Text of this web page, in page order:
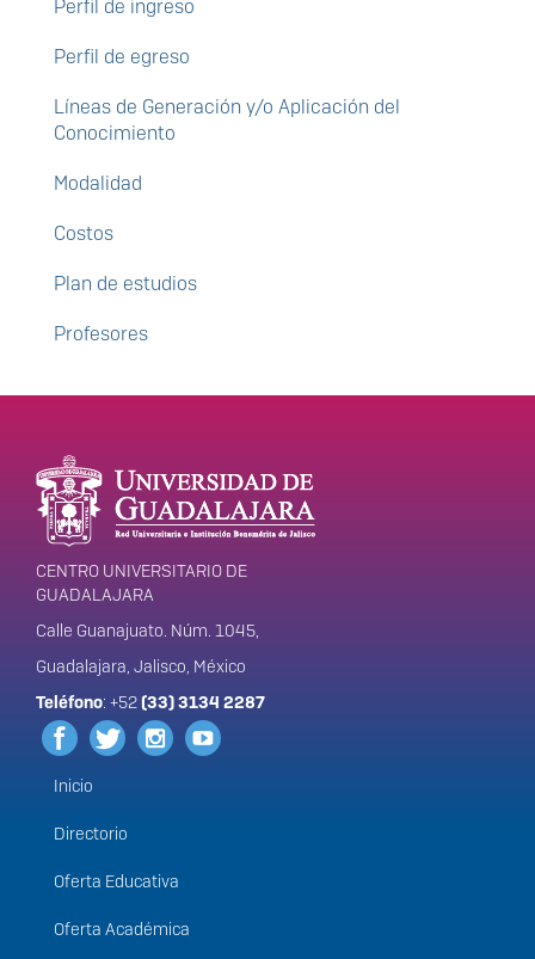
Perfil de ingreso
Perfil de egreso
Líneas de Generación y/o Aplicación del
Conocimiento
Modalidad
Costos
Plan de estudios
Profesores
Enlaces de interés
Información del
portal
CENTRO UNIVERSITARIO DE
GUADALAJARA
Calle Guanajuato. Núm. 1045,
Guadalajara, Jalisco, México
Teléfono: +52(33) 3134 2287
Menú
principal
Inicio
Directorio
Oferta Educativa
Oferta Académica